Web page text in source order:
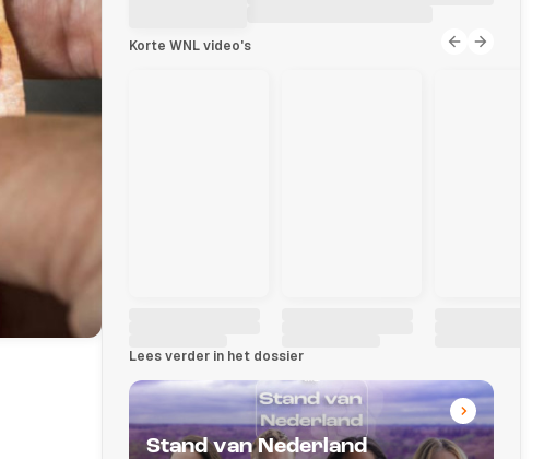
Korte WNL video's
Lees verder in het dossier
Stand van Nederland